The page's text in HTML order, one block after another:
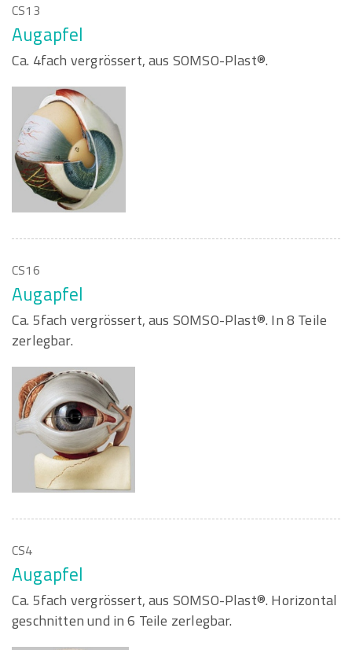
CS13
Augapfel
Ca. 4fach vergrössert, aus SOMSO-Plast®.
CS16
Augapfel
Ca. 5fach vergrössert, aus SOMSO-Plast®. In 8 Teile
zerlegbar.
CS4
Augapfel
Ca. 5fach vergrössert, aus SOMSO-Plast®. Horizontal
geschnitten und in 6 Teile zerlegbar.